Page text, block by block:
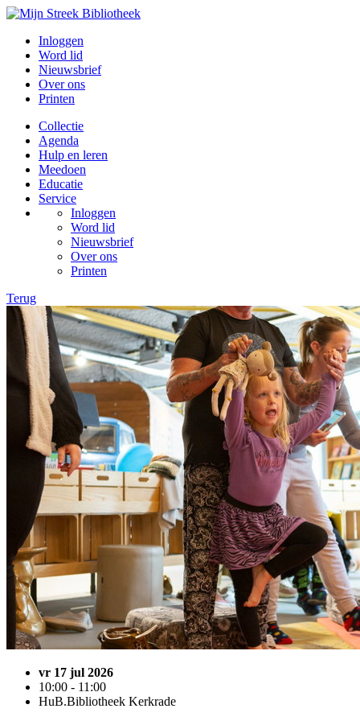
Inloggen
Word lid
Nieuwsbrief
Over ons
Printen
Collectie
Agenda
Hulp en leren
Meedoen
Educatie
Service
Inloggen
Word lid
Nieuwsbrief
Over ons
Printen
Terug
vr 17 jul 2026
10:00 - 11:00
HuB.Bibliotheek Kerkrade